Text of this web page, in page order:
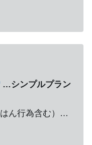
…シンプルプラン
はん行為含む）…